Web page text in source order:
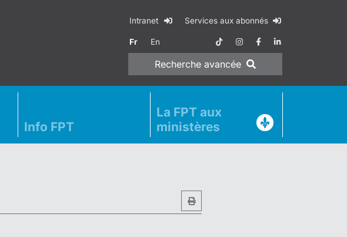
Intranet Services aux abonnés
Fr En
Recherche avancée
Info FPT
La FPT aux
ministères